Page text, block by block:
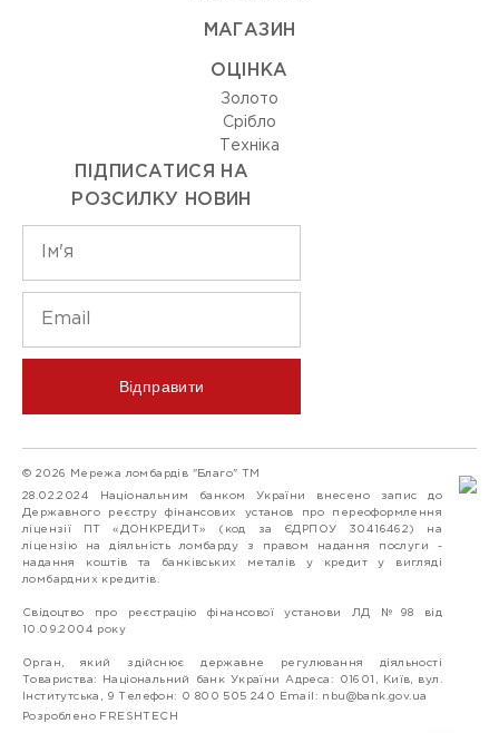
МАГАЗИН
ОЦIНКА
Золото
Срiбло
Технiка
ПІДПИСАТИСЯ НА
РОЗСИЛКУ НОВИН
Відправити
© 2026 Мережа ломбардів "Благо" ТМ
28.02.2024 Національним банком України внесено запис до
Державного реєстру фінансових установ про переоформлення
ліцензії ПТ «ДОНКРЕДИТ» (код за ЄДРПОУ 30416462) на
ліцензію на діяльність ломбарду з правом надання послуги -
надання коштів та банківських металів у кредит у вигляді
ломбардних кредитів.
Свідоцтво про реєстрацію фінансової установи ЛД №98 від
10.09.2004 року
Орган, який здійснює державне регулювання діяльності
Товариства: Національний банк України Адреса: 01601, Київ, вул.
Інститутська, 9 Телефон: 0 800 505 240 Email: nbu@bank.gov.ua
Розроблено FRESHTECH